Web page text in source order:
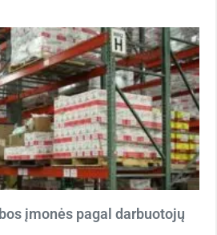
įmonės pagal darbuotojų